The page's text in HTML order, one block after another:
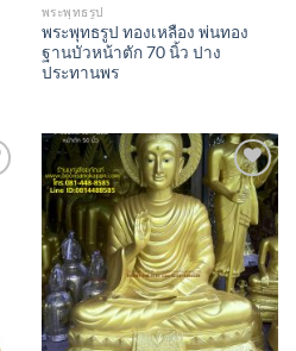
พระพุทธรูป
พระพุทธรูป ทองเหลือง พ่นทอง
ฐานบัวหน้าตัก 70 นิ้ว ปาง
ประทานพร
Add to
Wishlist